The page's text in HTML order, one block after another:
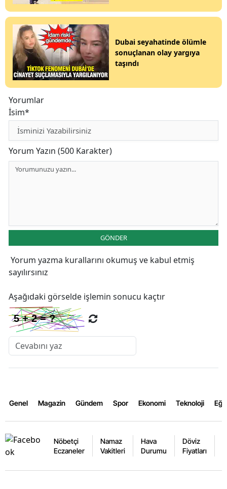
Dubai seyahatinde ölümle
sonuçlanan olay yargıya
taşındı
Yorumlar
İsim*
Yorum Yazın (500 Karakter)
GÖNDER
Yorum yazma kurallarını okumuş ve kabul etmiş
sayılırsınız
Aşağıdaki görselde işlemin sonucu kaçtır
Genel Magazin Gündem Spor Ekonomi Teknoloji
Nöbetçi
Eczaneler
Namaz
Vakitleri
Hava
Durumu
Döviz
Fiyatları